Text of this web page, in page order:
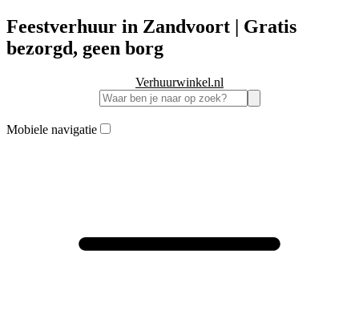
Feestverhuur in Zandvoort | Gratis
bezorgd, geen borg
Verhuurwinkel.nl
Mobiele navigatie